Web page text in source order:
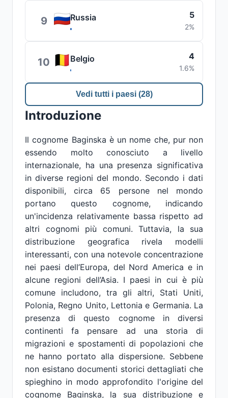
9 Russia 5
2%
10 Belgio 4
1.6%
Vedi tutti i paesi (28)
Introduzione
Il cognome Baginska è un nome che, pur non
essendo molto conosciuto a livello
internazionale, ha una presenza significativa
in diverse regioni del mondo. Secondo i dati
disponibili, circa 65 persone nel mondo
portano questo cognome, indicando
un'incidenza relativamente bassa rispetto ad
altri cognomi più comuni. Tuttavia, la sua
distribuzione geografica rivela modelli
interessanti, con una notevole concentrazione
nei paesi dell’Europa, del Nord America e in
alcune regioni dell’Asia. I paesi in cui è più
comune includono, tra gli altri, Stati Uniti,
Polonia, Regno Unito, Lettonia e Germania. La
presenza di questo cognome in diversi
continenti fa pensare ad una storia di
migrazioni e spostamenti di popolazioni che
ne hanno portato alla dispersione. Sebbene
non esistano documenti storici dettagliati che
spieghino in modo approfondito l'origine del
cognome Baginska, la sua distribuzione e